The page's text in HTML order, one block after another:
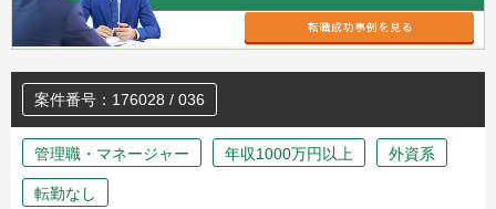
案件番号：176028 / 036
管理職・マネージャー 年収1000万円以上 外資系
転勤なし